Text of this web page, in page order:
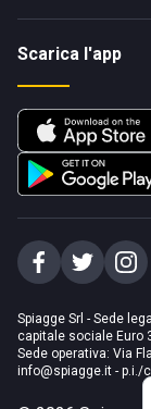
Scarica l'app
Spiagge Srl - Sede
capitale sociale Euro
Sede operativa: Via
info@spiagge.it - p.i./